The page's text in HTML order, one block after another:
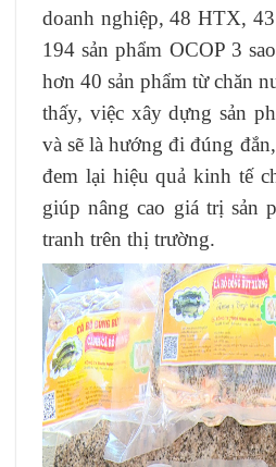
doanh nghiệp, 48 HTX,
194 sản phẩm OCOP 3
hơn 40 sản phẩm từ chăn
thấy, việc xây dựng sản
và sẽ là hướng đi đúng
đem lại hiệu quả kinh tế
giúp nâng cao giá trị sản
tranh trên thị trường.